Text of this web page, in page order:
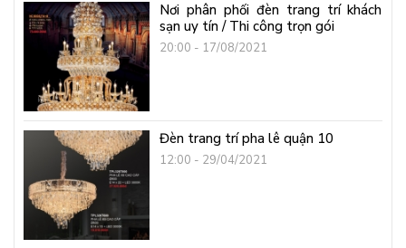
Nơi phân phối đèn trang trí khách
sạn uy tín / Thi công trọn gói
20:00 - 17/08/2021
Đèn trang trí pha lê quận 10
12:00 - 29/04/2021